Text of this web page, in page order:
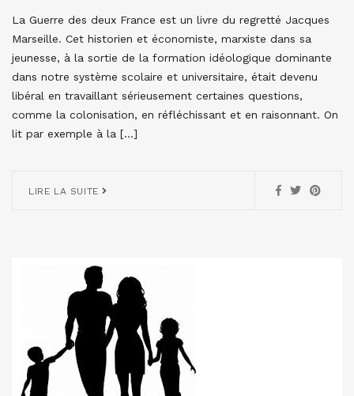
La Guerre des deux France est un livre du regretté Jacques
Marseille. Cet historien et économiste, marxiste dans sa
jeunesse, à la sortie de la formation idéologique dominante
dans notre système scolaire et universitaire, était devenu
libéral en travaillant sérieusement certaines questions,
comme la colonisation, en réfléchissant et en raisonnant. On
lit par exemple à la […]
LIRE LA SUITE